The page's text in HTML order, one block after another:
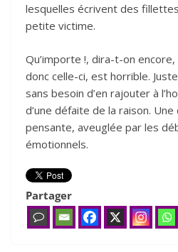
lesquelles écrivent des
petite victime.
Qu’importe !, dira-t-on
donc celle-ci, est horrible.
sans besoin d’en rajouter à
d’une défaite de la raison.
pensante, aveuglée par les
émotionnels.
Partager